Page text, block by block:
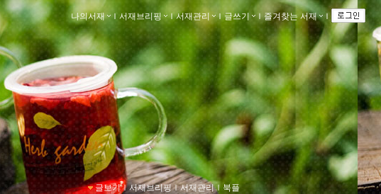
나의서재 ｌ 서재브리핑 ｌ서재관리 ｌ글쓰기 ｌ즐겨찾는 서재 ｌ
글보기ｌ서재브리핑ｌ서재관리ｌ 북플